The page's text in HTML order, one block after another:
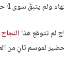
يتبقَ سوى 4 حلقات منه.
لم تتوقع هذاالنجاح
لموسم ثانٍ من